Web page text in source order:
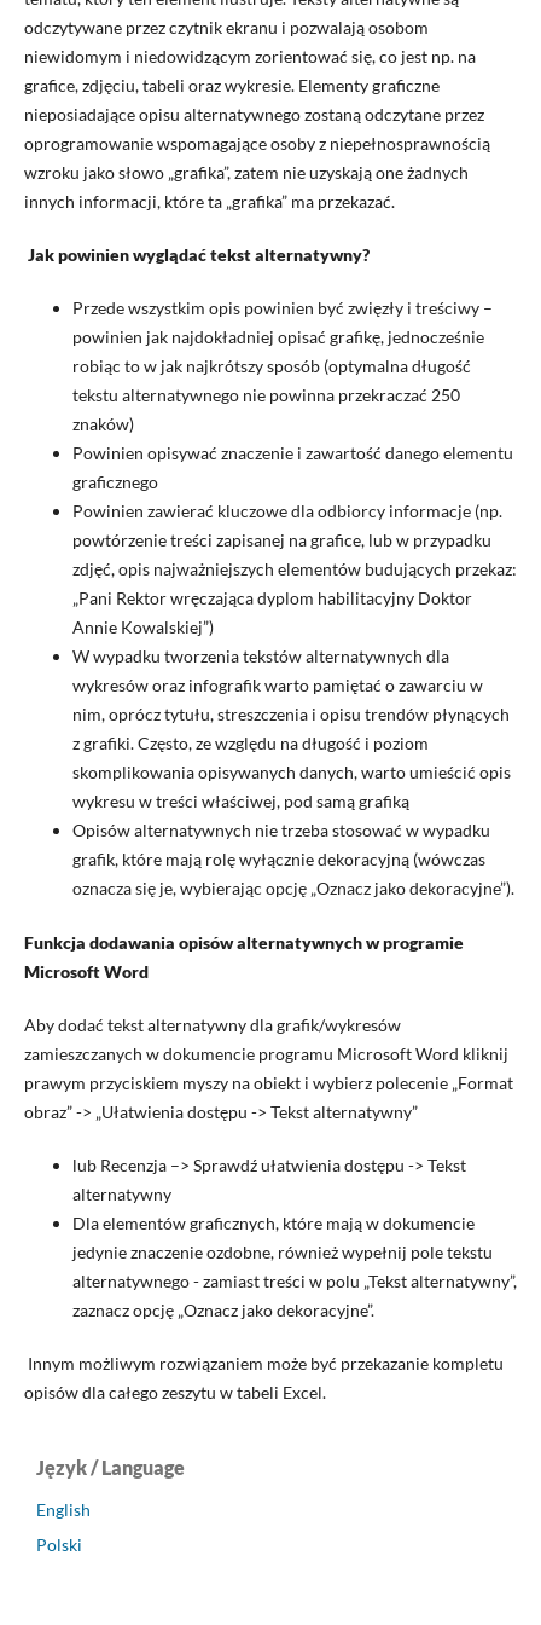
odczytywane przez czytnik ekranu i pozwalają osobom
niewidomym i niedowidzącym zorientować się, co jest np. na
grafice, zdjęciu, tabeli oraz wykresie. Elementy graficzne
nieposiadające opisu alternatywnego zostaną odczytane przez
oprogramowanie wspomagające osoby z niepełnosprawnością
wzroku jako słowo „grafika”, zatem nie uzyskają one żadnych
innych informacji, które ta „grafika” ma przekazać.
Jak powinien wyglądać tekst alternatywny?
Przede wszystkim opis powinien być zwięzły i treściwy –
powinien jak najdokładniej opisać grafikę, jednocześnie
robiąc to w jak najkrótszy sposób (optymalna długość
tekstu alternatywnego nie powinna przekraczać 250
znaków)
Powinien opisywać znaczenie i zawartość danego elementu
graficznego
Powinien zawierać kluczowe dla odbiorcy informacje (np.
powtórzenie treści zapisanej na grafice, lub w przypadku
zdjęć, opis najważniejszych elementów budujących przekaz:
„Pani Rektor wręczająca dyplom habilitacyjny Doktor
Annie Kowalskiej”)
W wypadku tworzenia tekstów alternatywnych dla
wykresów oraz infografik warto pamiętać o zawarciu w
nim, oprócz tytułu, streszczenia i opisu trendów płynących
z grafiki. Często, ze względu na długość i poziom
skomplikowania opisywanych danych, warto umieścić opis
wykresu w treści właściwej, pod samą grafiką
Opisów alternatywnych nie trzeba stosować w wypadku
grafik, które mają rolę wyłącznie dekoracyjną (wówczas
oznacza się je, wybierając opcję „Oznacz jako dekoracyjne”).
Funkcja dodawania opisów alternatywnych w programie
Microsoft Word
Aby dodać tekst alternatywny dla grafik/wykresów
zamieszczanych w dokumencie programu Microsoft Word kliknij
prawym przyciskiem myszy na obiekt i wybierz polecenie „Format
obraz” -> „Ułatwienia dostępu -> Tekst alternatywny”
lub Recenzja –> Sprawdź ułatwienia dostępu -> Tekst
alternatywny
Dla elementów graficznych, które mają w dokumencie
jedynie znaczenie ozdobne, również wypełnij pole tekstu
alternatywnego - zamiast treści w polu „Tekst alternatywny”,
zaznacz opcję „Oznacz jako dekoracyjne”.
Innym możliwym rozwiązaniem może być przekazanie kompletu
opisów dla całego zeszytu w tabeli Excel.
Język / Language
English
Polski